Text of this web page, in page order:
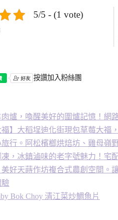
5/5 - (1 vote)
按讚加入粉絲團
爐，喚醒美好的圍爐記憶！網
福】大稻埕迪化街現包草莓大
行。阿松檳榔烘焙坊、雞母嶺
，冰鎮滷味的老字號魅力！宅
美好天蒔作坊複合式農創空間
Bok Choy 清江菜炒鯛魚片